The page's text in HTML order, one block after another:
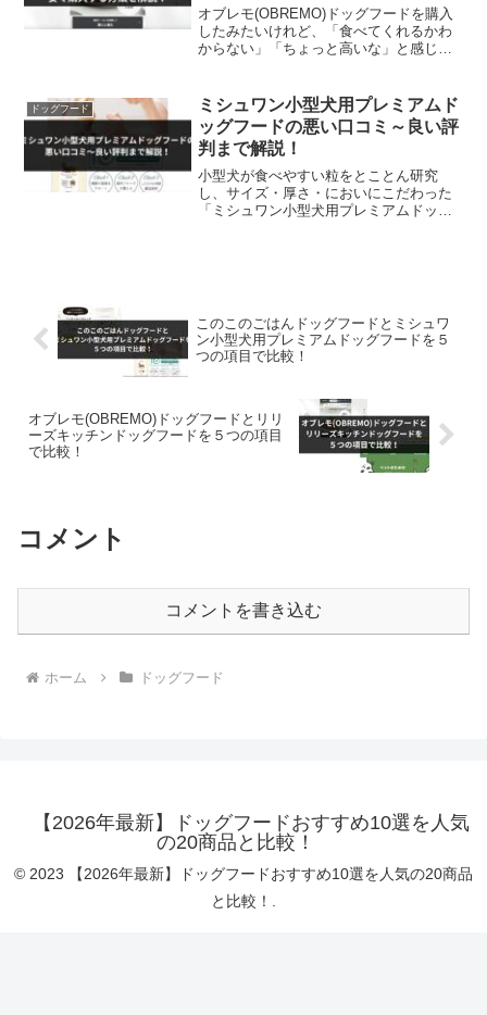
オブレモ(OBREMO)ドッグフードを購入
したみたいけれど、「食べてくれるかわ
からない」「ちょっと高いな」と感じて
方法！今回は、オブレモドッグフードを
お試ししたい人にぴ...
ドッグフード
ミシュワン小型犬用プレミアムド
ッグフードの悪い口コミ～良い評
判まで解説！
小型犬が食べやすい粒をとことん研究
し、サイズ・厚さ・においにこだわった
「ミシュワン小型犬用プレミアムドッグ
このこのごはんドッグフードとミシュワ
ン小型犬用プレミアムドッグフードを５
つの項目で比較！
オブレモ(OBREMO)ドッグフードとリリ
ーズキッチンドッグフードを５つの項目
で比較！
コメント
コメントを書き込む
ホーム ドッグフード
【2026年最新】ドッグフードおすすめ10選を人気
の20商品と比較！
© 2023 【2026年最新】ドッグフードおすすめ10選を人気の20商品
と比較！.